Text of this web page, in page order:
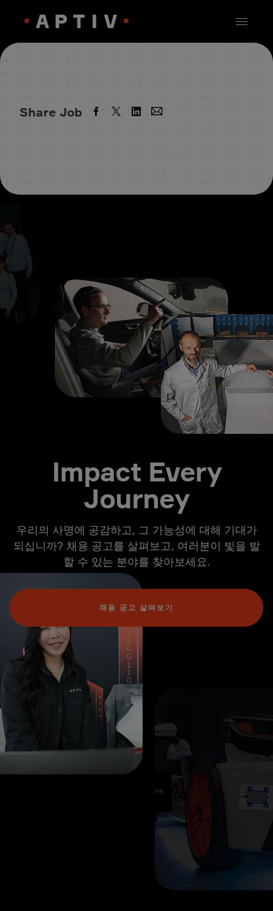
Share Job
Impact Every
Journey
우리의 사명에 공감하고, 그 가능성에 대해 기대가
되십니까? 채용 공고를 살펴보고, 여러분이 빛을 발
할 수 있는 분야를 찾아보세요.
채용 공고 살펴보기